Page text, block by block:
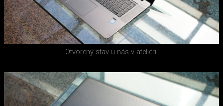
Otvorený stav u nás v ateliéri.